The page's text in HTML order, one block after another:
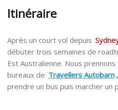
Itinéraire
Après un court vol depuis
débuter trois semaines de
Est Australienne. Nous
bureaux de Travellers Autobarn ,
prendre un bus puis marcher un